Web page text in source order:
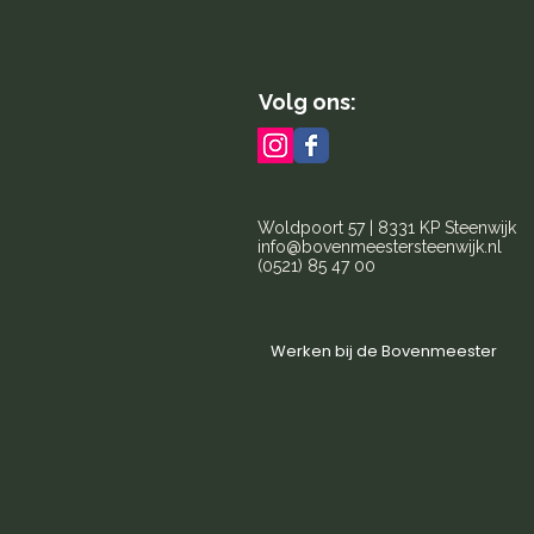
Volg ons:
Woldpoort 57 | 8331 KP Steenwijk
info@bovenmeestersteenwijk.nl
(0521) 85 47 00
Werken bij de Bovenmeester